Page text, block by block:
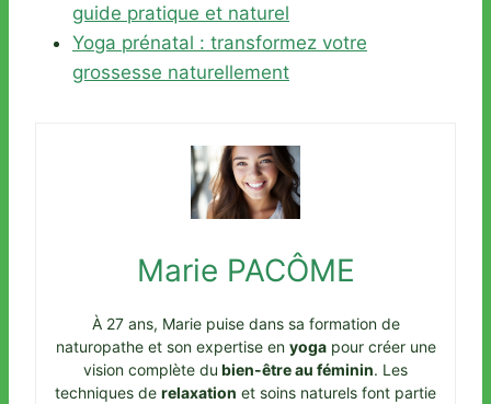
guide pratique et naturel
Yoga prénatal : transformez votre
grossesse naturellement
Marie PACÔME
À 27 ans, Marie puise dans sa formation de
naturopathe et son expertise en yogapour créer une
vision complète du bien-être au féminin. Les
techniques de relaxation et soins naturels font partie